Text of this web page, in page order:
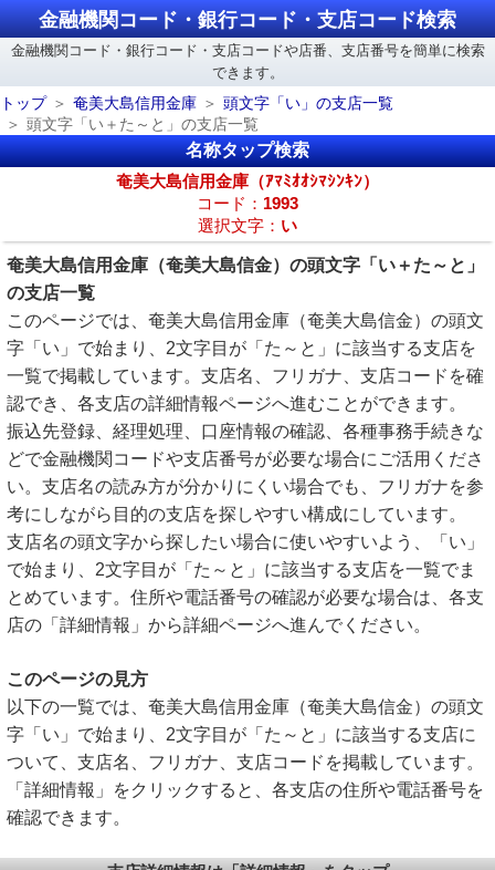
金融機関コード・銀行コード・支店コード検索
金融機関コード・銀行コード・支店コードや店番、支店番号を簡単に検索
できます。
トップ
奄美大島信用金庫
頭文字「い」の支店一覧
頭文字「い＋た～と」の支店一覧
名称タップ検索
奄美大島信用金庫（ｱﾏﾐｵｵｼﾏｼﾝｷﾝ）
コード： 1993
選択文字： い
奄美大島信用金庫（奄美大島信金）の頭文字「い＋た～と」
の支店一覧
このページでは、奄美大島信用金庫（奄美大島信金）の頭文
字「い」で始まり、2文字目が「た～と」に該当する支店を
一覧で掲載しています。支店名、フリガナ、支店コードを確
認でき、各支店の詳細情報ページへ進むことができます。
振込先登録、経理処理、口座情報の確認、各種事務手続きな
どで金融機関コードや支店番号が必要な場合にご活用くださ
い。支店名の読み方が分かりにくい場合でも、フリガナを参
考にしながら目的の支店を探しやすい構成にしています。
支店名の頭文字から探したい場合に使いやすいよう、「い」
で始まり、2文字目が「た～と」に該当する支店を一覧でま
とめています。住所や電話番号の確認が必要な場合は、各支
店の「詳細情報」から詳細ページへ進んでください。
このページの見方
以下の一覧では、奄美大島信用金庫（奄美大島信金）の頭文
字「い」で始まり、2文字目が「た～と」に該当する支店に
ついて、支店名、フリガナ、支店コードを掲載しています。
「詳細情報」をクリックすると、各支店の住所や電話番号を
確認できます。